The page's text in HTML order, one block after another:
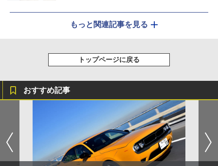
もっと関連記事を見る
トップページに戻る
おすすめ記事